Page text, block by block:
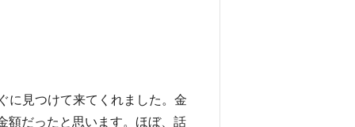
に見つけて来てくれました。金
額だったと思います。ほぼ、話